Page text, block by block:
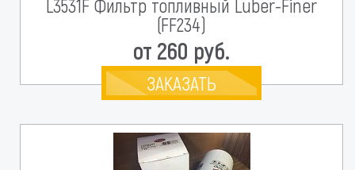
L3531F Фильтр топливный Luber-Finer
(FF234)
от 260 руб.
ЗАКАЗАТЬ